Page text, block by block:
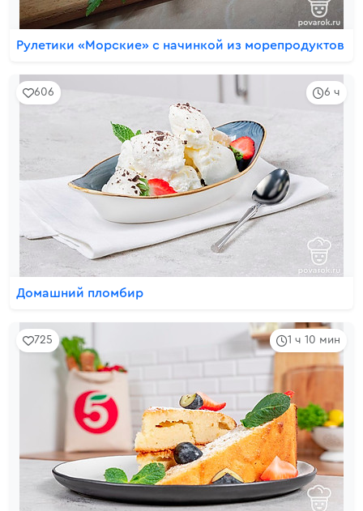
Рулетики «Морские» с начинкой из морепродуктов
6 ч
606
Домашний пломбир
1 ч 10 мин
725